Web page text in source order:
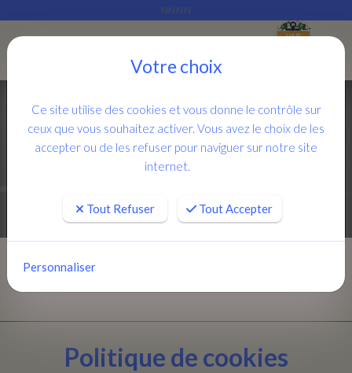
NNNN
Accueil
Politique de cookies
Votre choix
Ce site utilise des cookies et vous donne le contrôle sur
ceux que vous souhaitez activer. Vous avez le choix de les
accepter ou de les refuser pour naviguer sur notre site
internet.
Tout Refuser Tout Accepter
Personnaliser